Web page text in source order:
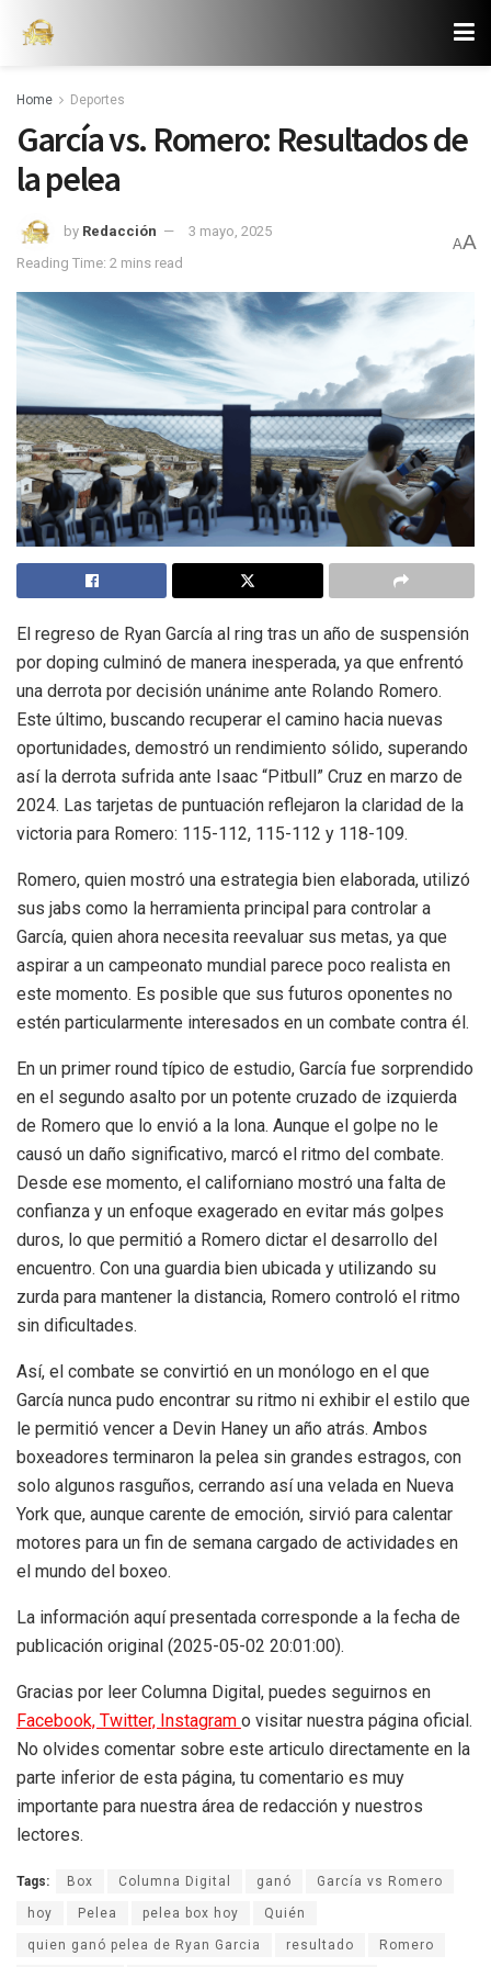
Home Deportes
García vs. Romero: Resultados de
la pelea
by Redacción
3 mayo, 2025
Reading Time: 2 mins read
AA
El regreso de Ryan García al ring tras un año de suspensión
por doping culminó de manera inesperada, ya que enfrentó
una derrota por decisión unánime ante Rolando Romero.
Este último, buscando recuperar el camino hacia nuevas
oportunidades, demostró un rendimiento sólido, superando
así la derrota sufrida ante Isaac “Pitbull” Cruz en marzo de
2024. Las tarjetas de puntuación reflejaron la claridad de la
victoria para Romero: 115-112, 115-112 y 118-109.
Romero, quien mostró una estrategia bien elaborada, utilizó
sus jabs como la herramienta principal para controlar a
García, quien ahora necesita reevaluar sus metas, ya que
aspirar a un campeonato mundial parece poco realista en
este momento. Es posible que sus futuros oponentes no
estén particularmente interesados en un combate contra él.
En un primer round típico de estudio, García fue sorprendido
en el segundo asalto por un potente cruzado de izquierda
de Romero que lo envió a la lona. Aunque el golpe no le
causó un daño significativo, marcó el ritmo del combate.
Desde ese momento, el californiano mostró una falta de
confianza y un enfoque exagerado en evitar más golpes
duros, lo que permitió a Romero dictar el desarrollo del
encuentro. Con una guardia bien ubicada y utilizando su
zurda para mantener la distancia, Romero controló el ritmo
sin dificultades.
Así, el combate se convirtió en un monólogo en el que
García nunca pudo encontrar su ritmo ni exhibir el estilo que
le permitió vencer a Devin Haney un año atrás. Ambos
boxeadores terminaron la pelea sin grandes estragos, con
solo algunos rasguños, cerrando así una velada en Nueva
York que, aunque carente de emoción, sirvió para calentar
motores para un fin de semana cargado de actividades en
el mundo del boxeo.
La información aquí presentada corresponde a la fecha de
publicación original (2025-05-02 20:01:00).
Gracias por leer Columna Digital, puedes seguirnos en
Facebook, Twitter, Instagram o visitar nuestra página oficial.
No olvides comentar sobre este articulo directamente en la
parte inferior de esta página, tu comentario es muy
importante para nuestra área de redacción y nuestros
lectores.
Tags: Box Columna Digital ganó García vs Romero
hoy Pelea pelea box hoy Quién
quien ganó pelea de Ryan Garcia resultado Romero